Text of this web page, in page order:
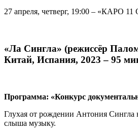
27 апреля, четверг, 19:00 – «КАРО 11
«Ла Сингла» (режиссёр
Китай, Испания, 2023 – 95
Программа: «Конкурс
Глухая от рождении Антония Сингла
слыша музыку.